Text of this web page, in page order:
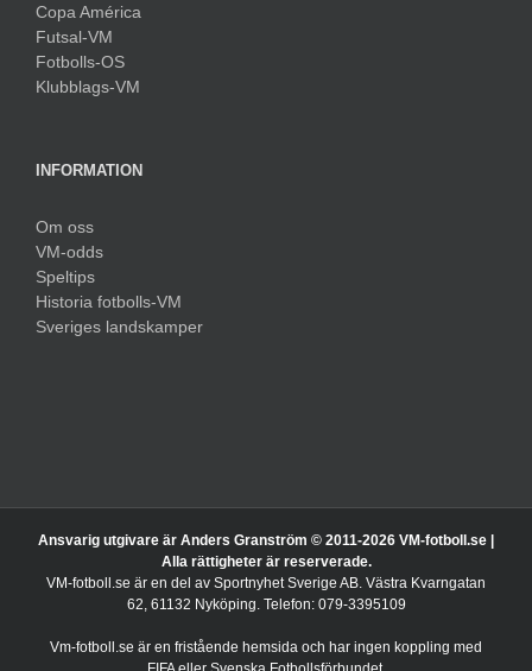
Copa América
Futsal-VM
Fotbolls-OS
Klubblags-VM
INFORMATION
Om oss
VM-odds
Speltips
Historia fotbolls-VM
Sveriges landskamper
Ansvarig utgivare är Anders Granström © 2011-2026 VM-fotboll.se |
Alla rättigheter är reserverade.
VM-fotboll.se är en del av Sportnyhet Sverige AB. Västra Kvarngatan
62, 61132 Nyköping. Telefon: 079-3395109
Vm-fotboll.se är en fristående hemsida och har ingen koppling med